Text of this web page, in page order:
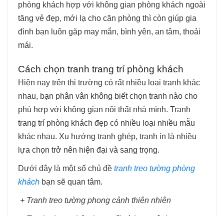
phòng khách hợp với không gian phòng khách ngoài
tăng vẻ đẹp, mới lạ cho căn phòng thì còn giúp gia
đình bạn luôn gặp may mắn, bình yên, an tâm, thoải
mái.
Cách chọn tranh trang trí phòng khách
Hiện nay trên thị trường có rất nhiều loại tranh khác
nhau, bạn phân vân không biết chọn tranh nào cho
phù hợp với không gian nội thất nhà mình. Tranh
trang trí phòng khách đẹp có nhiều loại nhiều mẫu
khác nhau. Xu hướng tranh ghép, tranh in là nhiều
lựa chọn trở nên hiện đại và sang trọng.
Dưới đây là một số chủ đề tranh treo tường phòng
khách bạn sẽ quan tâm.
+ Tranh treo tường phong cảnh thiên nhiên